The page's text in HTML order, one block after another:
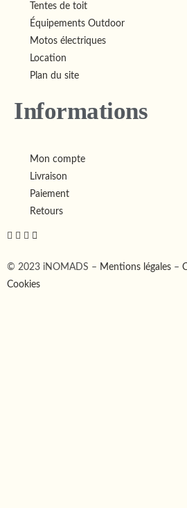
Tentes de toit
Équipements Outdoor
Motos électriques
Location
Plan du site
Informations
Mon compte
Livraison
Paiement
Retours
© 2023 iNOMADS – Mentions légales –
Cookies